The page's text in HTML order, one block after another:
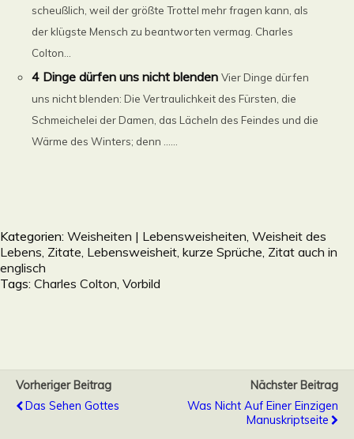
scheußlich, weil der größte Trottel mehr fragen kann, als
der klügste Mensch zu beantworten vermag. Charles
Colton...
4 Dinge dürfen uns nicht blenden Vier Dinge dürfen
uns nicht blenden: Die Vertraulichkeit des Fürsten, die
Schmeichelei der Damen, das Lächeln des Feindes und die
Wärme des Winters; denn ......
Kategorien: Weisheiten | Lebensweisheiten, Weisheit des
Lebens, Zitate, Lebensweisheit, kurze Sprüche, Zitat auch in
englisch
Tags: Charles Colton Vorbild
Vorheriger Beitrag
Das Sehen Gottes
Nächster Beitrag
Was Nicht Auf Einer Einzigen
Manuskriptseite